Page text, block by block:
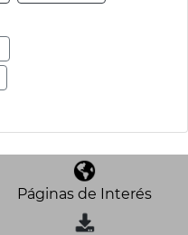
Páginas de Interés